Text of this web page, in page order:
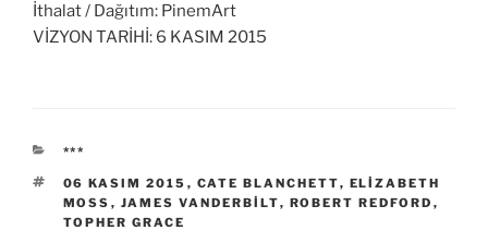
İthalat / Dağıtım: PinemArt
VİZYON TARİHİ: 6 KASIM 2015
KATEGORILER
***
ETIKETLER
06 KASIM 2015 , CATE BLANCHETT, ELIZABETH
MOSS , JAMES VANDERBILT, ROBERT REDFORD ,
TOPHER GRACE